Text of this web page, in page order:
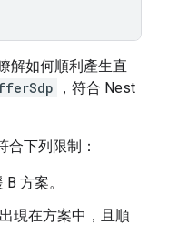
解如何順利產生直
，符合 Nest
合下列限制：
方案。
現在方案中，且順